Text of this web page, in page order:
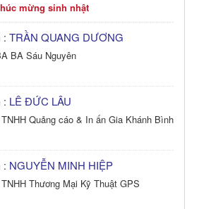
mừng sinh nhật
: TRẦN QUANG DƯƠNG
BA Sáu Nguyên
: LÊ ĐỨC LÂU
Quảng cáo & In ấn Gia Khánh Bình
: NGUYỄN MINH HIỆP
Thương Mại Kỹ Thuật GPS